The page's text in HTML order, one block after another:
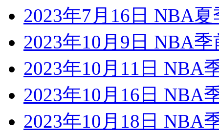
2023年7月16日 NBA
2023年10月9日 NBA
2023年10月11日 NBA
2023年10月16日 NBA
2023年10月18日 NBA